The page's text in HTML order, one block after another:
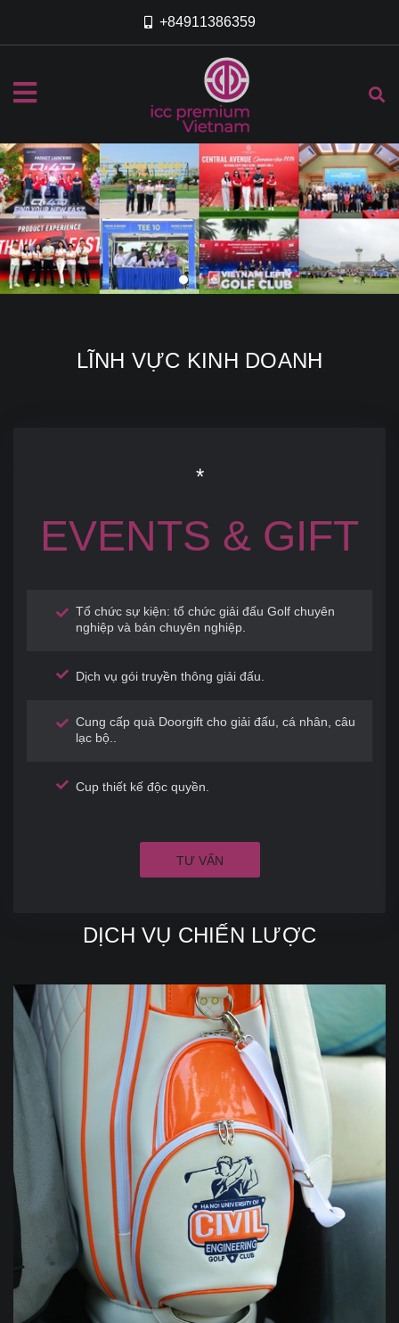
+84911386359
LĨNH VỰC KINH DOANH
*
EVENTS & GIFT
Tổ chức sự kiện: tổ chức giải đấu Golf chuyên
nghiệp và bán chuyên nghiệp.
Dịch vụ gói truyền thông giải đấu.
Cung cấp quà Doorgift cho giải đấu, cá nhân, câu
lạc bộ..
Cup thiết kế độc quyền.
TƯ VẤN
DỊCH VỤ CHIẾN LƯỢC